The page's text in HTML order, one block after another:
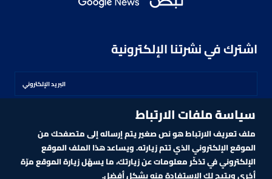
اشترك في نشرتنا الإلكترونية
اشترك
سياسة ملفات الارتباط
ملف تعريف الارتباط هو نص صغير يتم إرساله إلى متصفحك من
الموقع الإلكتروني الذي تتم زيارته. ويساعد هذا الملف الموقع
الإلكتروني في تذكّر معلومات عن زيارتك، ما يسهّل زيارة الموقع مرّة
أخرى ويتيح لك الاستفادة منه بشكل أفضل.